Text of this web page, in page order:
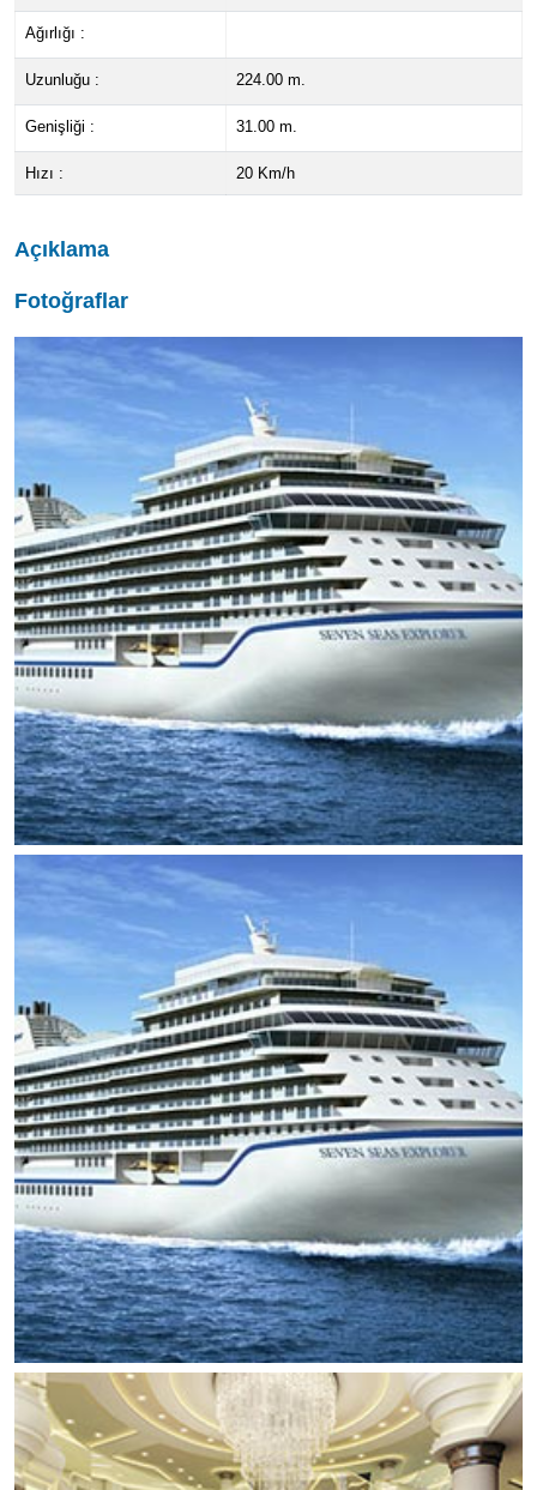
Ağırlığı :
Uzunluğu : 224.00 m.
Genişliği : 31.00 m.
Hızı : 20 Km/h
Açıklama
Fotoğraflar